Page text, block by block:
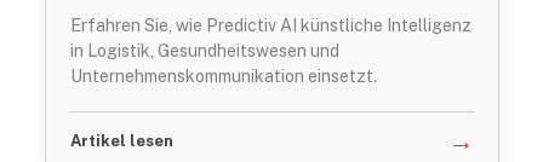
Erfahren Sie, wie Predictiv AI künstliche Intelligenz
in Logistik, Gesundheitswesen und
Unternehmenskommunikation einsetzt.
Artikel lesen →